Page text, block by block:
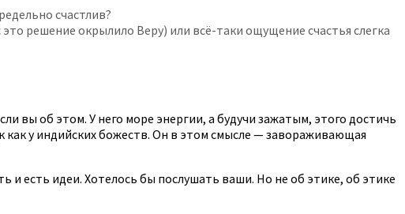
счастлив?
решение окрылило Веру) или всё-таки ощущение счастья слегка
вы об этом. У него море энергии, а будучи зажатым, этого достичь
как у индийских божеств. Он в этом смысле — завораживающая
и есть идеи. Хотелось бы послушать ваши. Но не об этике, об этике